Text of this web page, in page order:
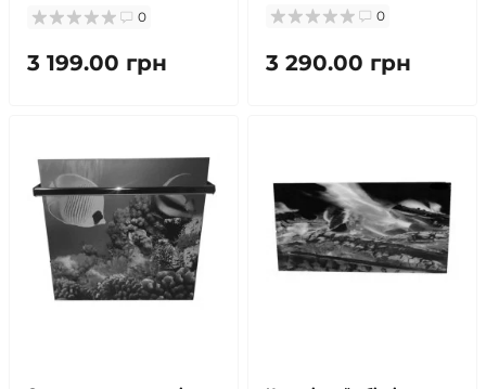
0
3 199.00 грн
0
3 290.00 грн